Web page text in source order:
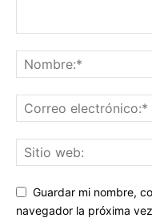
Guardar mi nombre,
navegador la próxima